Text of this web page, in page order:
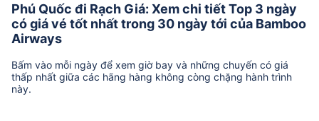
Phú Quốc đi Rạch Giá: Xem chi tiết Top 3 ngày
có giá vé tốt nhất trong 30 ngày tới của Bamboo
Airways
Bấm vào mỗi ngày để xem giờ bay và những chuyến có giá
thấp nhất giữa các hãng hàng không còng chặng hành trình
này.